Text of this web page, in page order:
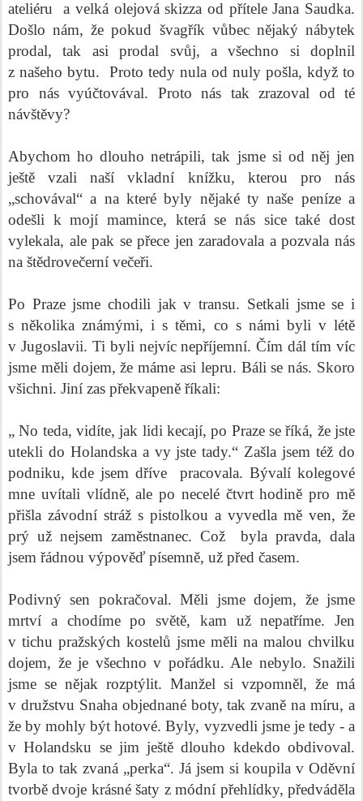
ateliéru
a velká olejová skizza od přítele Jana Saudka.
Došlo nám, že pokud švagřík vůbec nějaký nábytek
prodal, tak asi prodal svůj, a všechno si doplnil
z našeho bytu.
Proto tedy nula od nuly pošla, když to
pro nás vyúčtovával. Proto nás tak zrazoval od té
návštěvy?
Abychom ho dlouho netrápili, tak jsme si od něj jen
ještě vzali naší vkladní knížku, kterou pro nás
„schovával“ a na které byly nějaké ty naše peníze a
odešli k mojí mamince, která se nás sice také dost
vylekala, ale pak se přece jen zaradovala a pozvala nás
na štědrovečerní večeři.
Po Praze jsme chodili jak v transu. Setkali jsme se i
s několika známými, i s těmi, co s námi byli v létě
v Jugoslavii. Ti byli nejvíc nepříjemní. Čím dál tím víc
jsme měli dojem, že máme asi lepru. Báli se nás. Skoro
všichni. Jiní zas překvapeně říkali:
„ No teda, vidíte, jak lidi kecají, po Praze se říká, že jste
utekli do Holandska a vy jste tady.“ Zašla jsem též do
podniku, kde jsem dříve
pracovala. Bývalí kolegové
mne uvítali vlídně, ale po necelé čtvrt hodině pro mě
přišla závodní stráž s pistolkou a vyvedla mě ven, že
prý už nejsem zaměstnanec. Což
byla pravda, dala
jsem řádnou výpověď písemně, už před časem.
Podivný sen pokračoval. Měli jsme dojem, že jsme
mrtví a chodíme po světě, kam už nepatříme. Jen
v tichu pražských kostelů jsme měli na malou chvilku
dojem, že je všechno v pořádku. Ale nebylo. Snažili
jsme se nějak rozptýlit. Manžel si vzpomněl, že má
v družstvu Snaha objednané boty, tak zvaně na míru, a
že by mohly být hotové. Byly, vyzvedli jsme je tedy - a
v Holandsku se jim ještě dlouho kdekdo obdivoval.
Byla to tak zvaná „perka“. Já jsem si koupila v Oděvní
tvorbě dvoje krásné šaty z módní přehlídky, předváděla